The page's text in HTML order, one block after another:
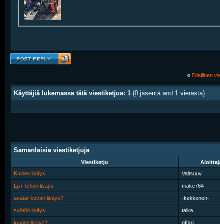
« Edellinen
Käyttäjiä lukemassa tätä viestiketjua: 1 (0 jäsentä and 1 vierasta)
Samanlaisia viestiketjuja
Viestiketju
Kuvien lisäys
Valtsuuv
Lj:n Tehon lisäys make764
avatar kuvan lisäys? -kekkonen-
syötön lisäys taika
kuvien lisäys? offari